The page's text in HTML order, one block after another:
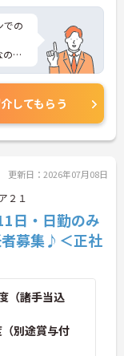
での
の
のも
さら
くだ
してもらう
更新日：2026年07月08日
２１
日・日勤のみ
募集♪＜正社
（諸手当込
別途賞与付